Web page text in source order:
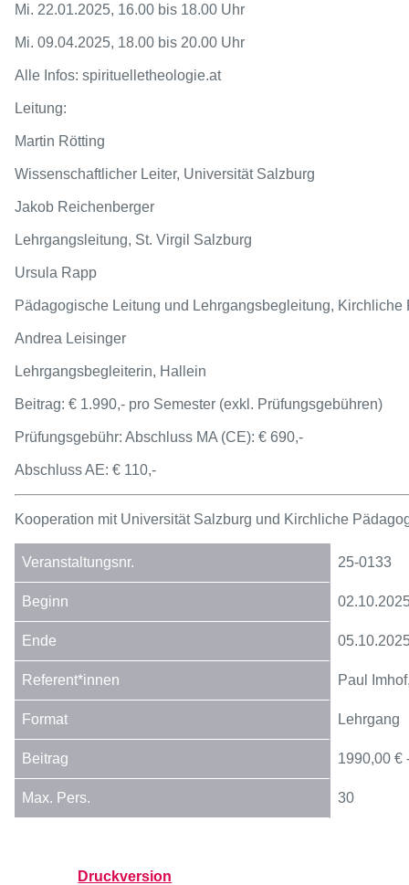
Mi. 22.01.2025, 16.00 bis 18.00 Uhr
Mi. 09.04.2025, 18.00 bis 20.00 Uhr
Alle Infos: spirituelletheologie.at
Leitung:
Martin Rötting
Wissenschaftlicher Leiter, Universität Salzburg
Jakob Reichenberger
Lehrgangsleitung, St. Virgil Salzburg
Ursula Rapp
Pädagogische Leitung und Lehrgangsbegleitung,
Andrea Leisinger
Lehrgangsbegleiterin, Hallein
Beitrag: € 1.990,- pro Semester (exkl. Prüfungsgebühren)
Prüfungsgebühr: Abschluss MA (CE): € 690,-
Abschluss AE: € 110,-
Kooperation mit Universität Salzburg und Kirchliche
25-0133
Paul
Lehrgang
1990,00 €
30
Druckversion